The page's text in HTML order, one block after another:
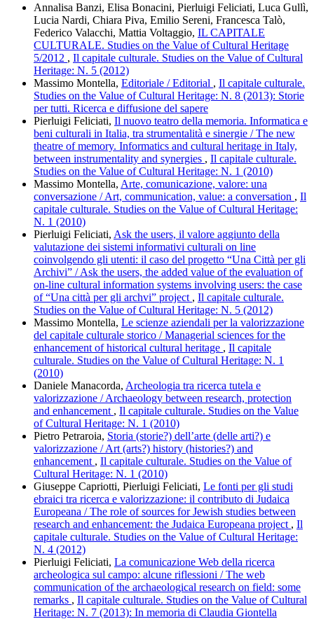
Annalisa Banzi, Elisa Bonacini, Pierluigi Feliciati, Luca Gullì,
Lucia Nardi, Chiara Piva, Emilio Sereni, Francesca Talò,
Federico Valacchi, Mattia Voltaggio, IL CAPITALE
CULTURALE. Studies on the Value of Cultural Heritage
5/2012 , Il capitale culturale. Studies on the Value of Cultural
Heritage: N. 5 (2012)
Massimo Montella, Editoriale / Editorial , Il capitale culturale.
Studies on the Value of Cultural Heritage: N. 8 (2013): Storie
per tutti. Ricerca e diffusione del sapere
Pierluigi Feliciati, Il nuovo teatro della memoria. Informatica e
beni culturali in Italia, tra strumentalità e sinergie / The new
theatre of memory. Informatics and cultural heritage in Italy,
between instrumentality and synergies , Il capitale culturale.
Studies on the Value of Cultural Heritage: N. 1 (2010)
Massimo Montella, Arte, comunicazione, valore: una
conversazione / Art, communication, value: a conversation , Il
capitale culturale. Studies on the Value of Cultural Heritage:
N. 1 (2010)
Pierluigi Feliciati, Ask the users, il valore aggiunto della
valutazione dei sistemi informativi culturali on line
coinvolgendo gli utenti: il caso del progetto “Una Città per gli
Archivi” / Ask the users, the added value of the evaluation of
on-line cultural information systems involving users: the case
of “Una città per gli archvi” project , Il capitale culturale.
Studies on the Value of Cultural Heritage: N. 5 (2012)
Massimo Montella, Le scienze aziendali per la valorizzazione
del capitale culturale storico / Managerial sciences for the
enhancement of historical cultural heritage , Il capitale
culturale. Studies on the Value of Cultural Heritage: N. 1
(2010)
Daniele Manacorda, Archeologia tra ricerca tutela e
valorizzazione / Archaeology between research, protection
and enhancement , Il capitale culturale. Studies on the Value
of Cultural Heritage: N. 1 (2010)
Pietro Petraroia, Storia (storie?) dell’arte (delle arti?) e
valorizzazione / Art (arts?) history (histories?) and
enhancement , Il capitale culturale. Studies on the Value of
Cultural Heritage: N. 1 (2010)
Giuseppe Capriotti, Pierluigi Feliciati, Le fonti per gli studi
ebraici tra ricerca e valorizzazione: il contributo di Judaica
Europeana / The role of sources for Jewish studies between
research and enhancement: the Judaica Europeana project , Il
capitale culturale. Studies on the Value of Cultural Heritage:
N. 4 (2012)
Pierluigi Feliciati, La comunicazione Web della ricerca
archeologica sul campo: alcune riflessioni / The web
communication of the archaeological research on field: some
remarks , Il capitale culturale. Studies on the Value of Cultural
Heritage: N. 7 (2013): In memoria di Claudia Giontella